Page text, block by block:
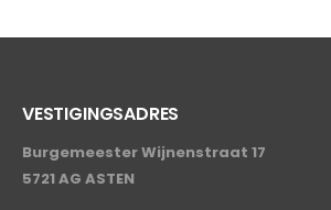
VESTIGINGSADRES
Burgemeester Wijnenstraat 17
5721 AG ASTEN